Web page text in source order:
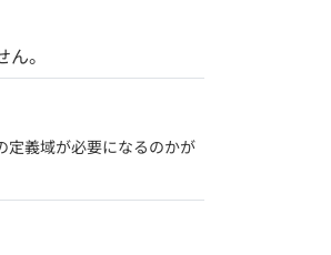
。
義域が必要になるのかが